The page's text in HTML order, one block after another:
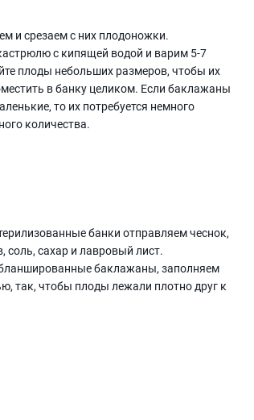
и срезаем с них плодоножки.
с кипящей водой и варим 5-7
плоды небольших размеров, чтобы их
в банку целиком. Если баклажаны
то их потребуется немного
количества.
банки отправляем чеснок,
соль, сахар и лавровый лист.
баклажаны, заполняем
так, чтобы плоды лежали плотно друг к